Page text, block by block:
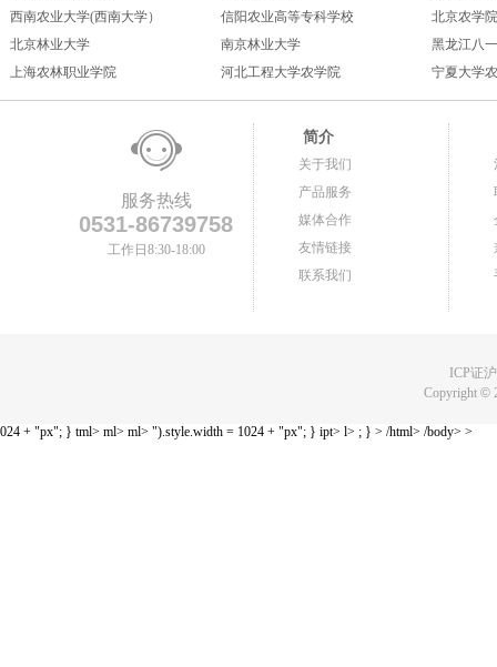
西南农业大学(西南大学）
信阳农业高等专科学校
北京农学院
北京林业大学
南京林业大学
黑龙江八
上海农林职业学院
河北工程大学农学院 宁夏大学
服务热线
0531-86739758
工作日8:30-18:00
简介
关于我们
产品服务
媒体合作
友情链接
联系我们
ICP证
Copyright ©
024 + "px"; } tml> ml> ml> ").style.width = 1024 + "px"; } ipt> l> ; } > /html> /body> >